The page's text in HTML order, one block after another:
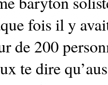
fois il y
de 200
te dire